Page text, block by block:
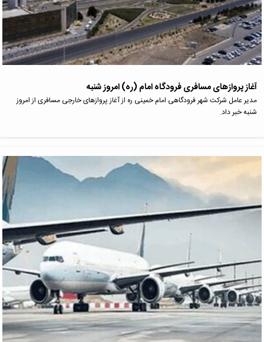
آغاز پروازهای مسافری فرودگاه امام (ره) امروز شنبه
مدیر عامل شرکت شهر فرودگاهی امام خمینی ره از آغاز پروازهای خارجی مسافری از امروز
شنبه خبر داد.